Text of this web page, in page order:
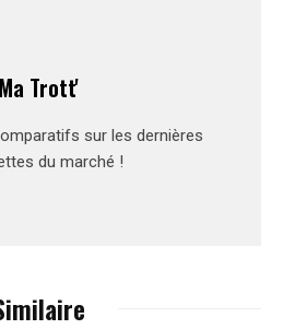
Ma Trott'
sur les dernières
du marché !